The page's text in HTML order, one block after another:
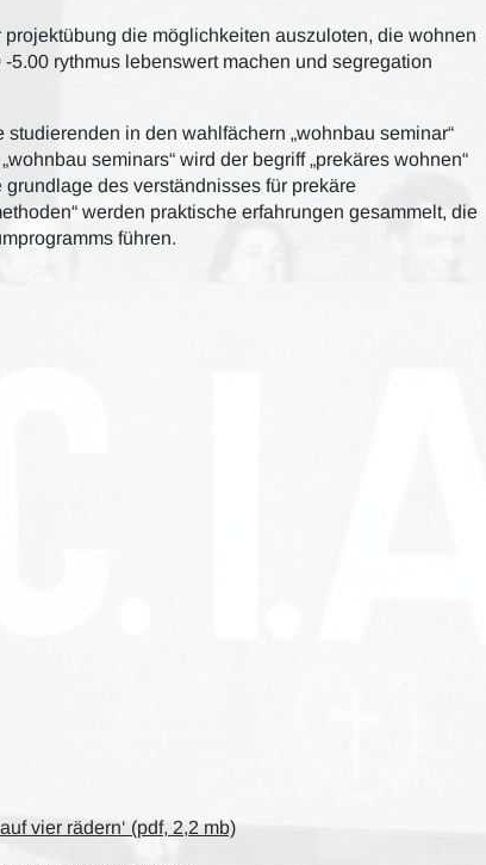
die möglichkeiten auszuloten, die wohnen
rythmus lebenswert machen und segregation
in den wahlfächern „wohnbau seminar“
seminars“ wird der begriff „prekäres wohnen“
des verständnisses für prekäre
werden praktische erfahrungen gesammelt, die
führen.
vier rädern‘ (pdf, 2,2 mb)